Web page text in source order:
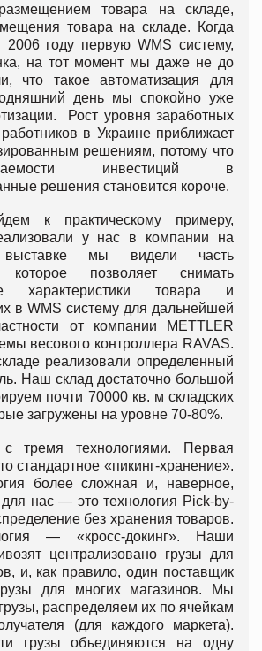
товара на складе,
товара на складе. Когда
году первую WMS систему,
на тот момент мы даже не до
что такое автоматизация для
день мы спокойно уже
Рост уровня заработных
в Украине приближает
решениям, потому что
инвестиций в
решения становится короче.
к практическому примеру,
у нас в компании на
мы видели часть
которое позволяет снимать
характеристики товара и
в WMS систему для дальнейшей
от компании METTLER
весового контроллера RAVAS.
реализовали определенный
Наш склад достаточно большой
почти 70000 кв. м складских
загружены на уровне 70-80%.
тремя технологиями. Первая
стандартное «пикинг-хранение».
более сложная и, наверное,
нас — это технология Pick-by-
без хранения товаров.
— «кросс-докинг». Наши
централизовано грузы для
и, как правило, один поставщик
для многих магазинов. Мы
распределяем их по ячейкам
(для каждого маркета).
грузы объединяются на одну